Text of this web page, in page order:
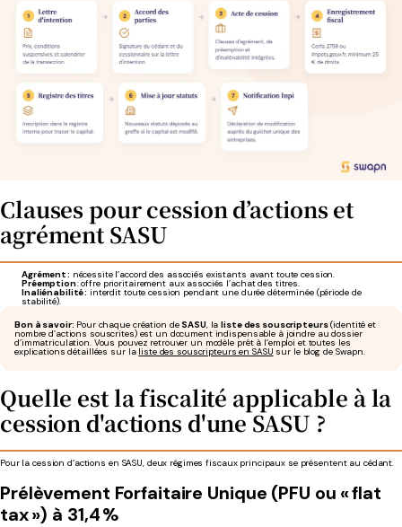
Clauses pour cession d’actions et
agrément SASU
Agrément : nécessite l’accord des associés existants avant toute cession.
Préemption: offre prioritairement aux associés l’achat des titres.
Inaliénabilité : interdit toute cession pendant une durée déterminée (période de
stabilité).
Bon à savoir : Pour chaque création de SASU, laliste des souscripteurs(identité et
nombre d’actions souscrites) est un document indispensable à joindre au dossier
d’immatriculation. Vous pouvez retrouver un modèle prêt à l’emploi et toutes les
explications détaillées sur la liste des souscripteurs en SASU sur le blog de Swapn.
Quelle est lafiscalité applicable à la
cession d'actions d'une SASU ?
Pour la cession d’actions en SASU, deux régimes fiscaux principaux se présentent au cédant.
Prélèvement Forfaitaire Unique (PFU ou « flat
tax ») à 31,4 %